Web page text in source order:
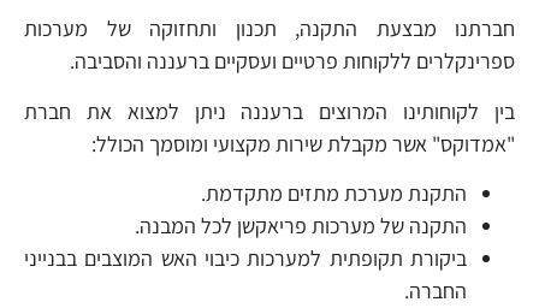
חברתנו מבצעת התקנה, תכנון ותחזוקה של מערכות
ספרינקלרים ללקוחות פרטיים ועסקיים ברעננה והסביבה.
בין לקוחותינו המרוצים ברעננה ניתן למצוא את חברת
"אמדוקס" אשר מקבלת שירות מקצועי ומוסמך הכולל:
התקנת מערכת מתזים מתקדמת.
התקנה של מערכות פריאקשן לכל המבנה.
ביקורת תקופתית למערכות כיבוי האש המוצבים בבנייני
החברה.